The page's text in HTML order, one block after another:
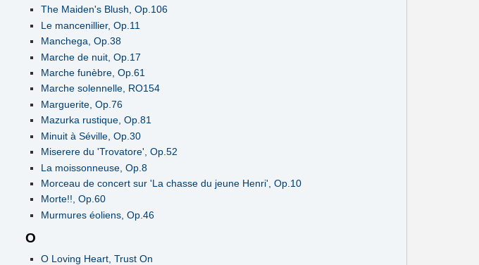
The Maiden's Blush, Op.106
Le mancenillier, Op.11
Manchega, Op.38
Marche de nuit, Op.17
Marche funèbre, Op.61
Marche solennelle, RO154
Marguerite, Op.76
Mazurka rustique, Op.81
Minuit à Séville, Op.30
Miserere du 'Trovatore', Op.52
La moissonneuse, Op.8
Morceau de concert sur 'La chasse du jeune Henri', Op.10
Morte!!, Op.60
Murmures éoliens, Op.46
O
O Loving Heart, Trust On